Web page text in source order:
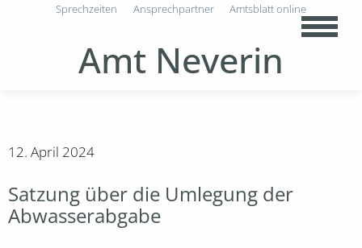
Amt Neverin
Sprechzeiten Ansprechpartner Amtsblatt online
12. April 2024
Satzung über die Umlegung der
Abwasserabgabe